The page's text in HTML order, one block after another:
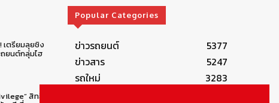
เตรียมลุยชิง
ยนต์กลุ่มไฮ
สิทธิ
Popular Categories
ข่าวรถยนต์
5377
ข่าวสาร
5247
รถใหม่
3283